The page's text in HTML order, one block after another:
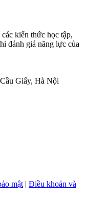
kiến thức học tập,
đánh giá năng lực của
Giấy, Hà Nội
mật| Điều khoản và